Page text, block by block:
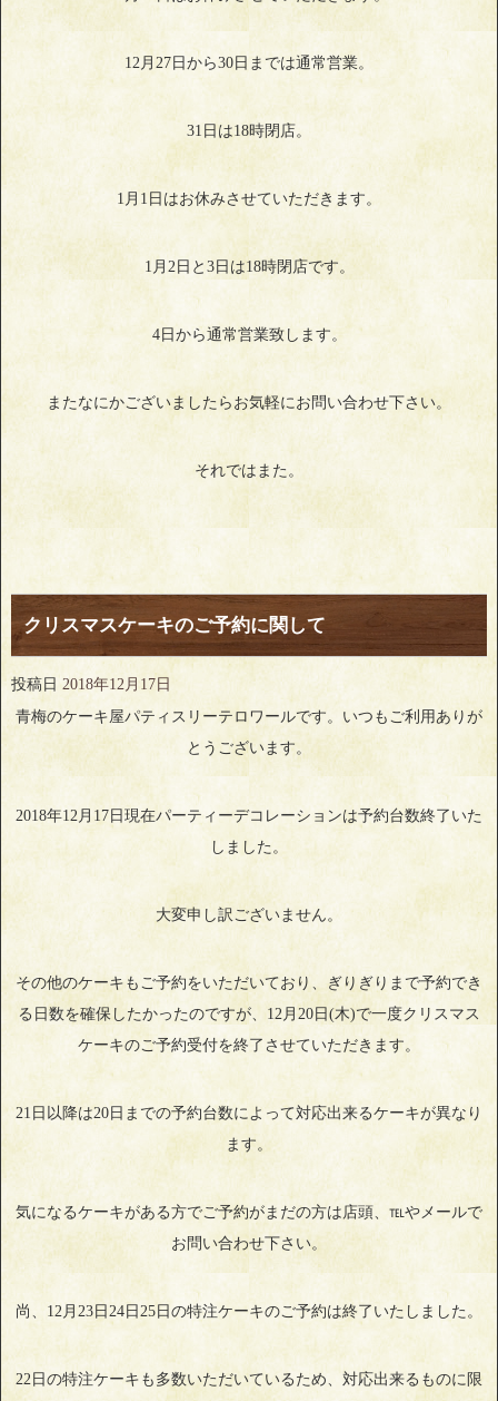
12月27日から30日までは通常営業。
31日は18時閉店。
1月1日はお休みさせていただきます。
1月2日と3日は18時閉店です。
4日から通常営業致します。
またなにかございましたらお気軽にお問い合わせ下さい。
それではまた。
クリスマスケーキのご予約に関して
投稿日 2018年12月17日
青梅のケーキ屋パティスリーテロワールです。いつもご利用ありが
とうございます。
2018年12月17日現在パーティーデコレーションは予約台数終了いた
しました。
大変申し訳ございません。
その他のケーキもご予約をいただいており、ぎりぎりまで予約でき
る日数を確保したかったのですが、12月20日(木)で一度クリスマス
ケーキのご予約受付を終了させていただきます。
21日以降は20日までの予約台数によって対応出来るケーキが異なり
ます。
気になるケーキがある方でご予約がまだの方は店頭、℡やメールで
お問い合わせ下さい。
尚、12月23日24日25日の特注ケーキのご予約は終了いたしました。
22日の特注ケーキも多数いただいているため、対応出来るものに限